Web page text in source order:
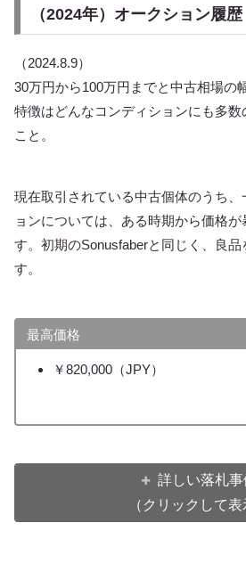
（2024年）オークション履歴
（2024.8.9）
30万円から100万円までと中古相場の
特徴はどんなコンディションにも多数
こと。
現在取引されている中古個体のうち
ョンについては、ある時期から価格が
す。初期のSonusfaberと同じく、良
す。
最高価格
￥820,000（JPY）
詳しい落札事
（クリックして表